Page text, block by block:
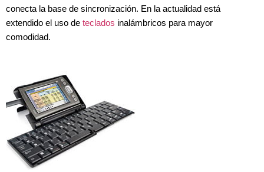
conecta la base de sincronización. En la actualidad está
extendido el uso de teclados inalámbricos para mayor
comodidad.